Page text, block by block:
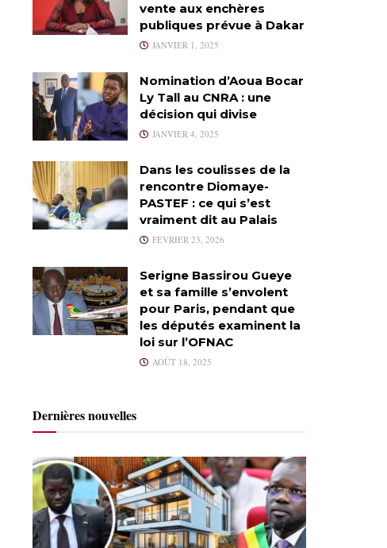
vente aux enchères
publiques prévue à Dakar
JANVIER 1, 2025
Nomination d’Aoua Bocar
Ly Tall au CNRA : une
décision qui divise
JANVIER 4, 2025
Dans les coulisses de la
rencontre Diomaye-
PASTEF : ce qui s’est
vraiment dit au Palais
FÉVRIER 23, 2026
Serigne Bassirou Gueye
et sa famille s’envolent
pour Paris, pendant que
les députés examinent la
loi sur l’OFNAC
AOÛT 18, 2025
Dernières nouvelles